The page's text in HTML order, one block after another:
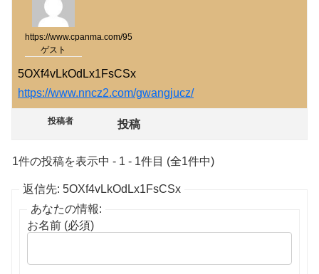
https://www.cpanma.com/95
ゲスト
5OXf4vLkOdLx1FsCSx
https://www.nncz2.com/gwangjucz/
投稿者 投稿
1件の投稿を表示中 - 1 - 1件目 (全1件中)
返信先: 5OXf4vLkOdLx1FsCSx
あなたの情報:
お名前 (必須)